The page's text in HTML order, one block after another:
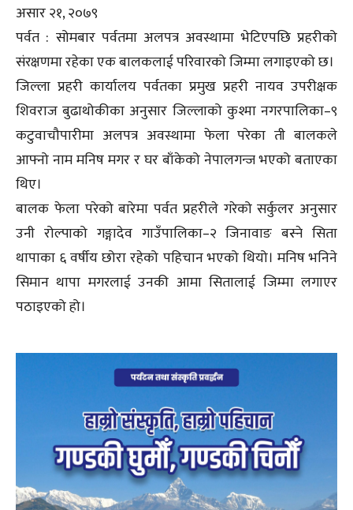
असार २१, २०७९
पर्वत : सोमबार पर्वतमा अलपत्र अवस्थामा भेटिएपछि प्रहरीको
संरक्षणमा रहेका एक बालकलाई परिवारको जिम्मा लगाइएको छ।
जिल्ला प्रहरी कार्यालय पर्वतका प्रमुख प्रहरी नायव उपरीक्षक
शिवराज बुढाथोकीका अनुसार जिल्लाको कुश्मा नगरपालिका–९
कटुवाचौपारीमा अलपत्र अवस्थामा फेला परेका ती बालकले
आफ्नो नाम मनिष मगर र घर बाँकेको नेपालगन्ज भएको बताएका
थिए।
बालक फेला परेको बारेमा पर्वत प्रहरीले गरेको सर्कुलर अनुसार
उनी रोल्पाको गङ्गादेव गाउँपालिका–२ जिनावाङ बस्ने सिता
थापाका ६ वर्षीय छोरा रहेको पहिचान भएको थियो। मनिष भनिने
सिमान थापा मगरलाई उनकी आमा सितालाई जिम्मा लगाएर
पठाइएको हो।